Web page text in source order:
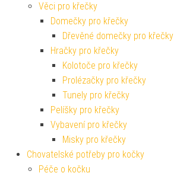
Věci pro křečky
Domečky pro křečky
Dřevěné domečky pro křečky
Hračky pro křečky
Kolotoče pro křečky
Prolézačky pro křečky
Tunely pro křečky
Pelíšky pro křečky
Vybavení pro křečky
Misky pro křečky
Chovatelské potřeby pro kočky
Péče o kočku